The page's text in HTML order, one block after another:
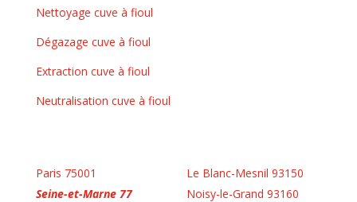
Nettoyage cuve à fioul
Dégazage cuve à fioul
Extraction cuve à fioul
Neutralisation cuve à fioul
Paris 75001
Seine-et-Marne 77
Le Blanc-Mesnil 93150
Noisy-le-Grand 93160